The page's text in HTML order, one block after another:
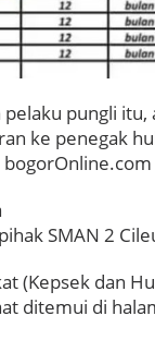
pungli
ke penegak
SMAN 2
(Kepsek dan
ditemui di